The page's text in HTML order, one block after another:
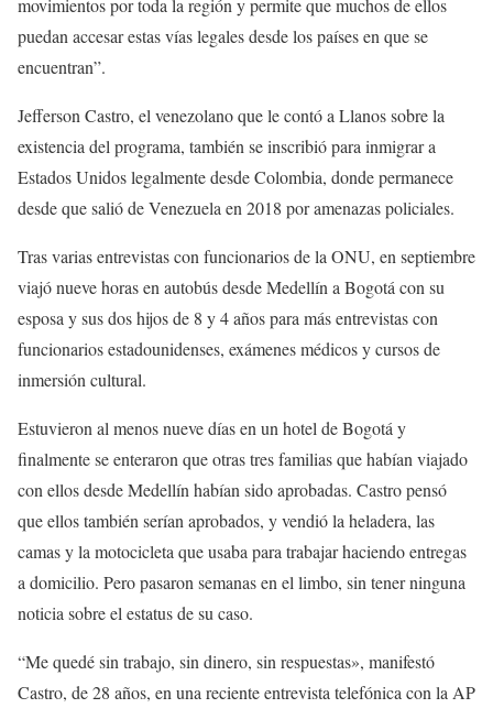
movimientos por toda la región y permite que muchos de ellos
puedan accesar estas vías legales desde los países en que se
encuentran”.
Jefferson Castro, el venezolano que le contó a Llanos sobre la
existencia del programa, también se inscribió para inmigrar a
Estados Unidos legalmente desde Colombia, donde permanece
desde que salió de Venezuela en 2018 por amenazas policiales.
Tras varias entrevistas con funcionarios de la ONU, en septiembre
viajó nueve horas en autobús desde Medellín a Bogotá con su
esposa y sus dos hijos de 8 y 4 años para más entrevistas con
funcionarios estadounidenses, exámenes médicos y cursos de
inmersión cultural.
Estuvieron al menos nueve días en un hotel de Bogotá y
finalmente se enteraron que otras tres familias que habían viajado
con ellos desde Medellín habían sido aprobadas. Castro pensó
que ellos también serían aprobados, y vendió la heladera, las
camas y la motocicleta que usaba para trabajar haciendo entregas
a domicilio. Pero pasaron semanas en el limbo, sin tener ninguna
noticia sobre el estatus de su caso.
“Me quedé sin trabajo, sin dinero, sin respuestas», manifestó
Castro, de 28 años, en una reciente entrevista telefónica con la AP